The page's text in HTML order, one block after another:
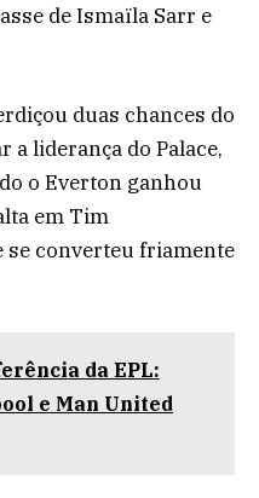
de Ismaïla Sarr e
duas chances do
a liderança do Palace,
o Everton ganhou
em Tim
converteu friamente
da EPL:
e Man United